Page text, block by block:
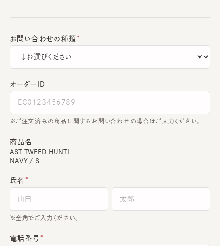
お問い合わせの種類
オーダーＩＤ
ご注文済みの商品に関するお問い合わせの場合はご入力ください。
商品名
AST TWEED HUNTI
NAVY / S
氏名
全角でご入力ください。
電話番号